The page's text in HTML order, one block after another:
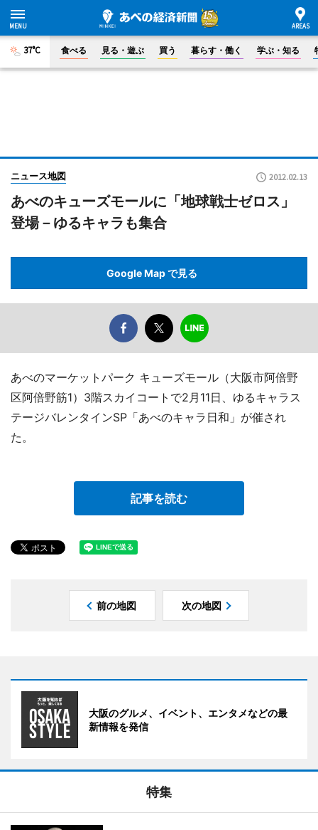
37°C 食べる 見る・遊ぶ 買う 暮らす・働く 学ぶ・知る
ニュース地図 2012.02.13
あべのキューズモールに「地球戦士ゼロス」
登場－ゆるキャラも集合
Google Map で見る
あべのマーケットパーク キューズモール（大阪市阿倍野
区阿倍野筋1）3階スカイコートで2月11日、ゆるキャラス
テージバレンタインSP「あべのキャラ日和」が催され
た。
記事を読む
前の地図 次の地図
大阪のグルメ、イベント、エンタメなどの最
新情報を発信
特集